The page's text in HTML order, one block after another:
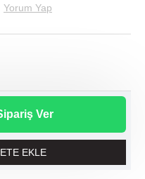
Yorum Yap
Ver
EKLE